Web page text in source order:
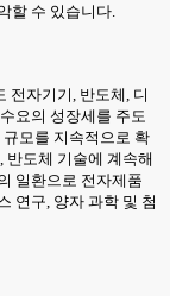
할 수 있습니다.
전자기기, 반도체, 디
요의 성장세를 주도
모를 지속적으로 확
반도체 기술에 계속해
일환으로 전자제품
연구, 양자 과학 및 첨